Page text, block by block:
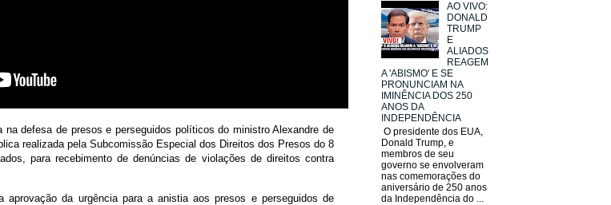
na defesa de presos e perseguidos políticos do ministro Alexandre de
realizada pela Subcomissão Especial dos Direitos dos Presos do 8
para recebimento de denúncias de violações de direitos contra
aprovação da urgência para a anistia aos presos e perseguidos de
AO VIVO:
DONALD
TRUMP
E
ALIADOS
REAGEM
A 'ABISMO' E SE
PRONUNCIAM NA
IMINÊNCIA DOS 250
ANOS DA
INDEPENDÊNCIA
O presidente dos EUA,
Donald Trump, e
membros de seu
governo se envolveram
nas comemorações do
aniversário de 250 anos
da Independência do ...